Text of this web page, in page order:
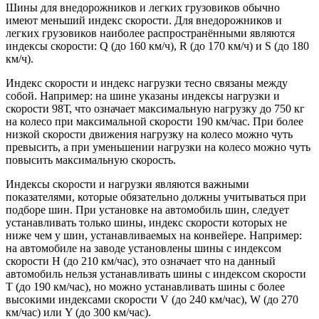
Шины для внедорожников и легких грузовиков обычно
имеют меньший индекс скорости. Для внедорожников и
легких грузовиков наиболее распространёнными являются
индексы скорости: Q (до 160 км/ч), R (до 170 км/ч) и S (до 180
км/ч).
Индекс скорости и индекс нагрузки тесно связаны между
собой. Например: на шине указаны индексы нагрузки и
скорости 98Т, что означает максимальную нагрузку до 750 кг
на колесо при максимальной скорости 190 км/час. При более
низкой скорости движения нагрузку на колесо можно чуть
превысить, а при уменьшении нагрузки на колесо можно чуть
повысить максимальную скорость.
Индексы скорости и нагрузки являются важными
показателями, которые обязательно должны учитываться при
подборе шин. При установке на автомобиль шин, следует
устанавливать только шины, индекс скорости которых не
ниже чем у шин, устанавливаемых на конвейере. Например:
на автомобиле на заводе установлены шины с индексом
скорости H (до 210 км/час), это означает что на данный
автомобиль нельзя устанавливать шины с индексом скорости
T (до 190 км/час), но можно устанавливать шины с более
высокими индексами скорости V (до 240 км/час), W (до 270
км/час) или Y (до 300 км/час).